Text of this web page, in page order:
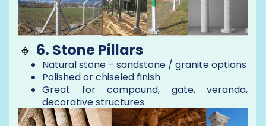
🔸 6. Stone Pillars
Natural stone – sandstone / granite options
Polished or chiseled finish
Great for compound, gate, veranda,
decorative structures